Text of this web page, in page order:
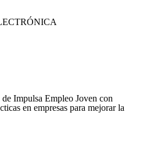
Impulsa Empleo Joven con
en empresas para mejorar la